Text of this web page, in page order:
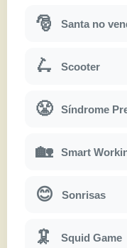
🎅 Santa no
🛴 Scooter
😤 Síndrome
🏡 Smart
😊 Sonrisas
🦑 Squid Game